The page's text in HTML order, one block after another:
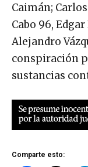
Caimán;
Cabo 96,
Alejandro
conspiración
sustancias
Comparte esto: